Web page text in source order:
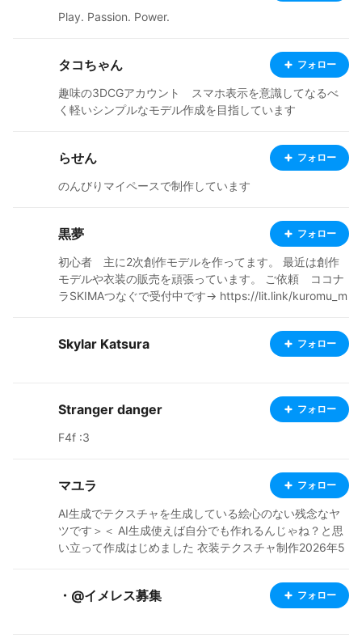
Play. Passion. Power.
タコちゃん フォロー
趣味の3DCGアカウント スマホ表示を意識してなるべ
く軽いシンプルなモデル作成を目指しています
らせん フォロー
のんびりマイペースで制作しています
黒夢 フォロー
初心者 主に2次創作モデルを作ってます。 最近は創作
モデルや衣装の販売を頑張っています。 ご依頼 ココナ
ラSKIMAつなぐで受付中です→ https://lit.link/kuromu_m
Skylar Katsura フォロー
Stranger danger フォロー
F4f :3
マユラ フォロー
AI生成でテクスチャを生成している絵心のない残念なヤ
ツです＞＜ AI生成使えば自分でも作れるんじゃね？と思
い立って作成はじめました 衣装テクスチャ制作2026年5
pp_launch=false 独自ですが生成AIによるテクスチャ作
成をnoteに纏めました、生成AIに興味ある方は拝見して
・@イメレス募集 フォロー